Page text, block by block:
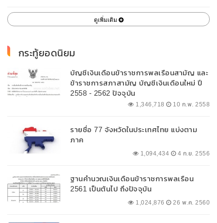
ดูเพิ่มเติม
กระทู้ยอดนิยม
บัญชีเงินเดือนข้าราชการพลเรือนสามัญ และ
ข้าราชการสภาสามัญ บัญชีเงินเดือนใหม่ ปี
2558 - 2562 ปัจจุบัน
1,346,718 10 ก.พ. 2558
รายชื่อ 77 จังหวัดในประเทศไทย แบ่งตาม
ภาค
1,094,434 4 ก.ย. 2556
ฐานคำนวณเงินเดือนข้าราชการพลเรือน
2561 เป็นต้นไป ถึงปัจจุบัน
1,024,876 26 พ.ค. 2560